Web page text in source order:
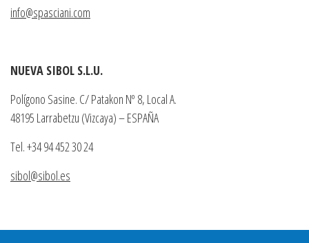
info@spasciani.com
NUEVA SIBOL S.L.U.
Polígono Sasine. C/ Patakon Nº 8, Local A.
48195 Larrabetzu (Vizcaya) – ESPAÑA
Tel. +34 94 452 30 24
sibol@sibol.es